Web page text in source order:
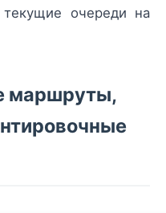
очереди на
маршруты,